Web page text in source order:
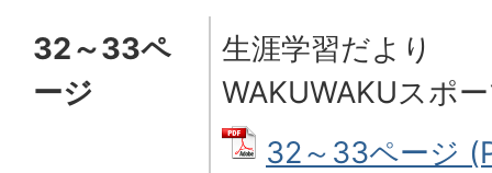
32～33ペ
ージ
生涯学習だより
WAKUWAKUスポ
32～33ページ